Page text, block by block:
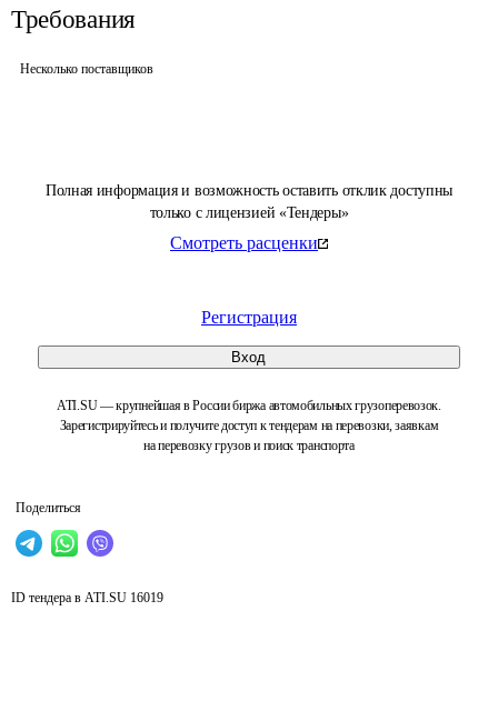
Полная информация и возможность оставить отклик доступны
только с лицензией «Тендеры»
Смотреть расценки
Регистрация
Вход
ATI.SU — крупнейшая в России биржа автомобильных грузоперевозок.
Зарегистрируйтесь и получите доступ к тендерам на перевозки, заявкам
на перевозку грузов и поиск транспорта
Поделиться
Требования
Несколько поставщиков
ID тендера в ATI.SU 16019